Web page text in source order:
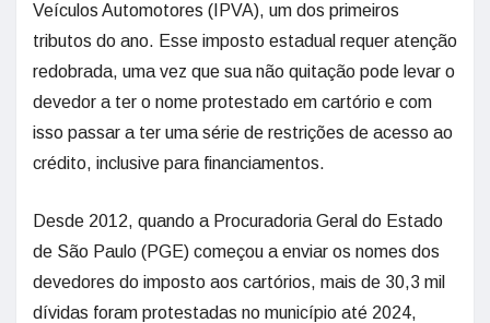
Veículos Automotores (IPVA), um dos primeiros
tributos do ano. Esse imposto estadual requer atenção
redobrada, uma vez que sua não quitação pode levar o
devedor a ter o nome protestado em cartório e com
isso passar a ter uma série de restrições de acesso ao
crédito, inclusive para financiamentos.
Desde 2012, quando a Procuradoria Geral do Estado
de São Paulo (PGE) começou a enviar os nomes dos
devedores do imposto aos cartórios, mais de 30,3 mil
dívidas foram protestadas no município até 2024,